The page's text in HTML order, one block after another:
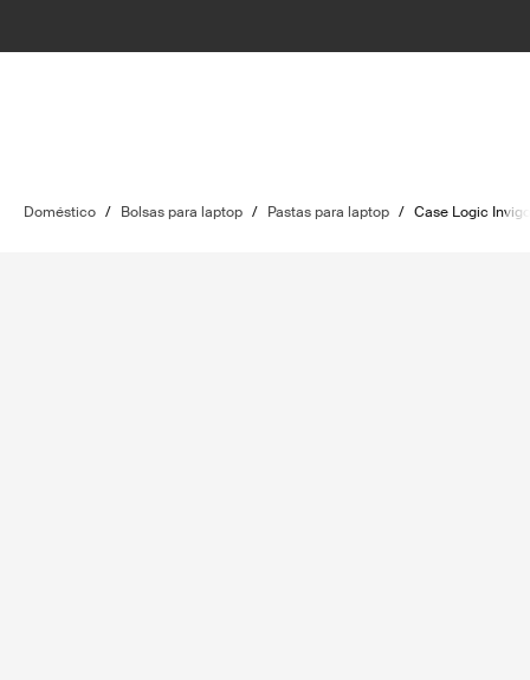
Doméstico / Bolsas para laptop / Pastas para laptop / Case Logic Invigo